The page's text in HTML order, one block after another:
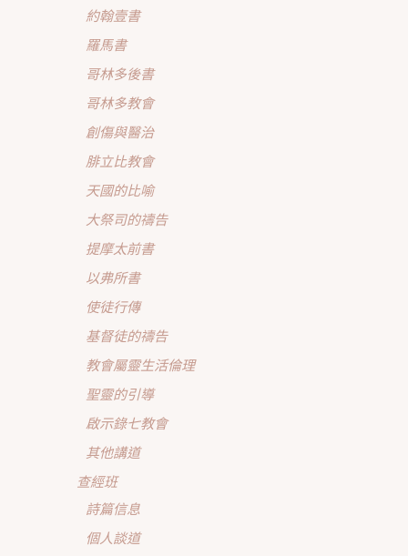
約翰壹書
羅馬書
哥林多後書
哥林多教會
創傷與醫治
腓立比教會
天國的比喻
大祭司的禱告
提摩太前書
以弗所書
使徒行傳
基督徒的禱告
教會屬靈生活倫理
聖靈的引導
啟示錄七教會
其他講道
查經班
詩篇信息
個人談道